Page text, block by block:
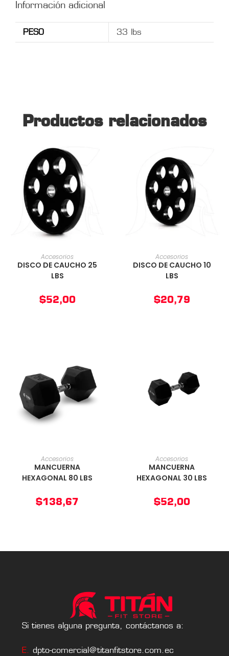
Información adicional
PESO 33 lbs
Productos relacionados
AÑADIR AL CARRITO
Accesorios
DISCO DE CAUCHO 25
LBS
$52,00
AÑADIR AL CARRITO
Accesorios
DISCO DE CAUCHO 10
LBS
$20,79
AÑADIR AL CARRITO
Accesorios
MANCUERNA
HEXAGONAL 80 LBS
$138,67
AÑADIR AL CARRITO
Accesorios
MANCUERNA
HEXAGONAL 30 LBS
$52,00
Si tienes alguna pregunta, contáctanos a:
E. dpto-comercial@titanfitstore.com.ec